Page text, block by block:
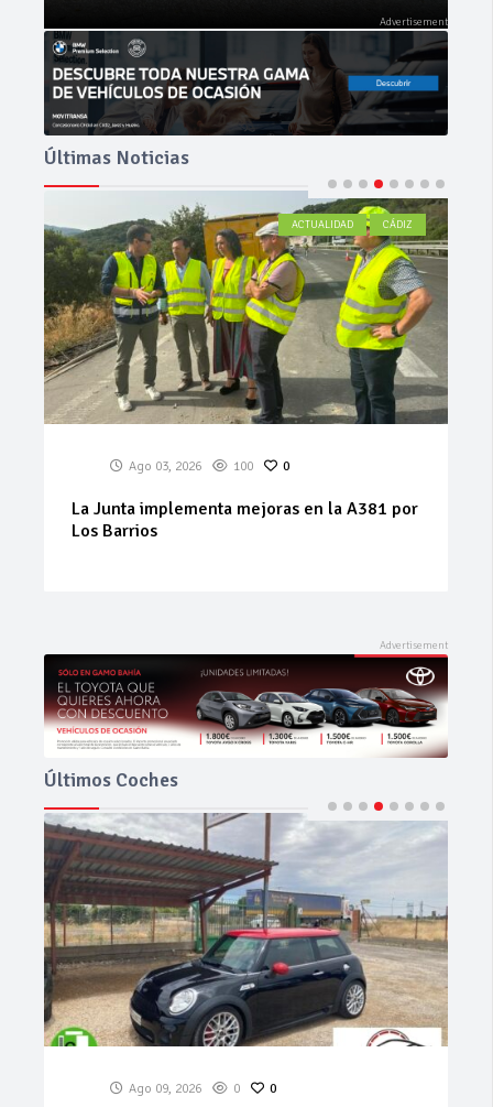
Últimas Noticias
NOVEDADES PRUEBAS
Jul 29, 2026 1.24k 0
Prueba del Dacia Duster Hybrid 155 Journey:
el SUV híbrido que sorprende por su
Últimos Coches
Ago 09, 2026 0 0